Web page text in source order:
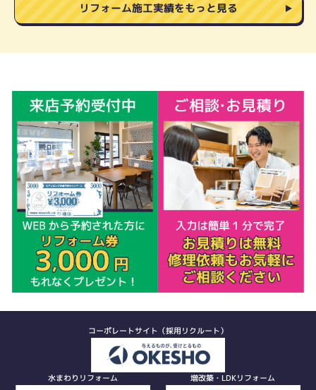
リフォーム施工実績をもっと見る
コーポレートサイト（採用リクルート）
水まわりリフォーム 増改築・LDKリフォーム